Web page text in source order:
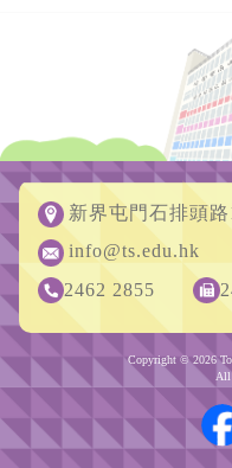
新界屯門石排頭
info@ts.edu.hk
2462 2855
Copyright © 2026
All